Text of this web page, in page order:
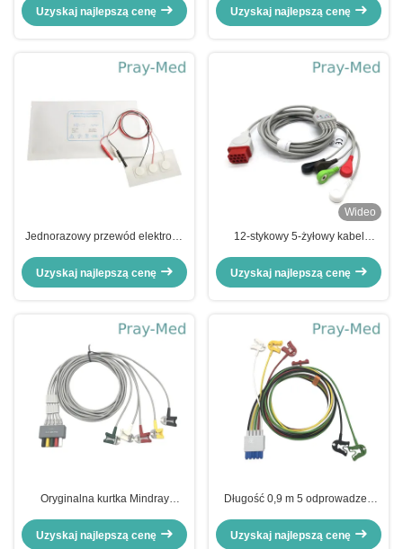
odprowadzeń EKG Kompatybilne
z 5 zaciskami odprowadzeń
Uzyskaj najlepszą cenę
Uzyskaj najlepszą cenę
Jednorazowy przewód elektrody
pediatryczny 3 odprowadzenia 5
odprowadzeń
Uzyskaj najlepszą cenę
Wideo
12-stykowy 5-żyłowy kabel
Bionet BM5 BM7
Uzyskaj najlepszą cenę
Oryginalna kurtka Mindray
TPU AHA/IEC
Uzyskaj najlepszą cenę
Długość 0,9 m 5 odprowadzeń
klipsem TPU Jacket
Uzyskaj najlepszą cenę